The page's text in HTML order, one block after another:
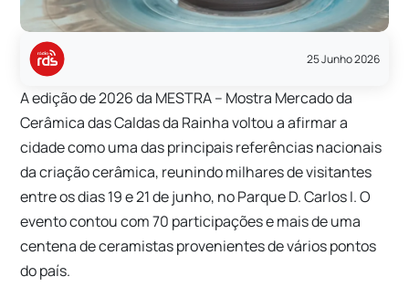
25 Junho 2026
A edição de 2026 da MESTRA – Mostra Mercado da
Cerâmica das Caldas da Rainha voltou a afirmar a
cidade como uma das principais referências nacionais
da criação cerâmica, reunindo milhares de visitantes
entre os dias 19 e 21 de junho, no Parque D. Carlos I. O
evento contou com 70 participações e mais de uma
centena de ceramistas provenientes de vários pontos
do país.